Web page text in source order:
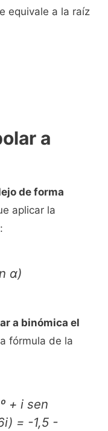
equivale a la raíz
a
de forma
aplicar la
α)
a binómica el
fórmula de la
+ i sen
= -1,5 -